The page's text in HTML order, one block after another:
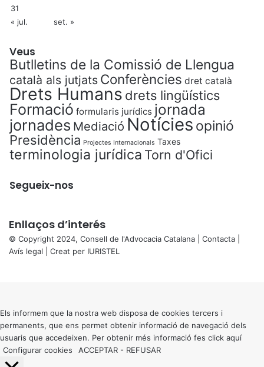
31
« jul.
set. »
Veus
Butlletins de la Comissió de Llengua
català als jutjats Conferències dret català
Drets Humans drets lingüístics
Formació formularis jurídics jornada
jornades Mediació Notícies opinió
Presidència Projectes Internacionals Taxes
terminologia jurídica Torn d'Ofici
Segueix-nos
Enllaços d’interés
© Copyright 2024, Consell de l'Advocacia Catalana | Contacta
Avís legal | Creat per IURISTEL
button
Els informem que la nostra web disposa de cookies tercers i
permanents, que ens permet obtenir informació de navegació dels
usuaris que accedeixen. Per obtenir més informació fes click aquí
Configurar cookies
ACCEPTAR - REFUSAR